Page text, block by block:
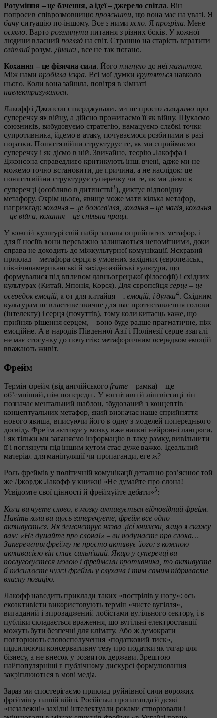
Розуміння – це бачення, а ідеї – джерело світла. Він
попросив співрозмовницю прояснити, що вона має на увазі. Я
бачу ситуацію по-іншому. Все з ними ясно. Я прозріла. Мене
осяяло. Варто розглянути питання з різних боків. У кожної
людини власний погляд на світ. Страшно на старість втратити
світлий розум. Дивись, все не так погано.
Кохання – це фізична сила. Його тягнуло до неї магнітом.
Між нами пробігла іскра. Всі мої думки крутяться навколо
нього. Коли вона зайшла, повітря в кімнаті
наелектризувалося.
Лакофф і Джонсон стверджували: ми не просто говоримо про
суперечку як війну, а дійсно проживаємо її як війну. Шукаємо
союзників, вибудовуємо стратегію, намацуємо слабкі точки
супротивника, йдемо в атаку, почуваємося розбитими в разі
поразки. Поняття війни структурує те, як ми сприймаємо
суперечку і як діємо в ній. Звичайно, теорію Лакоффа і
Джонсона справедливо критикують інші вчені, адже ми не
можемо точно встановити, де причина, а не наслідок: це
поняття війни структурує суперечку чи те, як ми діємо в
суперечці (особливо в дитинстві3), диктує відповідну
метафору. Окрім цього, явище може мати кілька метафор,
наприклад: кохання – це божевілля, кохання – це магія, кохання
– це війна, кохання – це спільна праця.
У кожній культурі свій набір загальноприйнятих метафор, і
для її носіїв вони переважно залишаються непомітними, доки
справа не доходить до міжкультурної комунікації. Яскравий
приклад – метафора серця в умовних західних (європейські,
північноамериканські й західноазійські культури, що
формувалися під впливом давньогрецької філософії) і східних
культурах (Китай, Японія, Корея). Для європейця серце – це
осередок емоцій, а от для китайця – і емоцій, і думки4. Східним
культурам не властиве звичне для нас протиставлення голови
(інтелекту) і серця (почуттів), тому коли китаєць каже, що
прийняв рішення серцем, – воно буде радше прагматичне, ніж
емоційне. А в народів Південної Азії і Полінезії серце взагалі
не має стосунку до почуттів: метафоричним осередком емоцій
вважають живіт.
Фрейм
Термін фрейм (від англійського frame – рамка) – ще
об’ємніший, ніж попередні. У когнітивній лінгвістиці він
позначає ментальний шаблон, збудований з концептів і
концептуальних метафор, який визначає наше сприйняття
нового явища, вписуючи його в одну з моделей попереднього
досвіду. Фрейм активує у мозку вже наявні нейронні ланцюги,
і як тільки ми заганяємо інформацію в таку рамку, вивільнити
її і поглянути під іншим кутом стає дуже важко. Ідеальний
матеріал для маніпуляції чи пропаганди, еге ж?
Роль фреймів у політичній комунікації детально роз’яснює той
же Джордж Лакофф у книжці «Не думайте про слона!
Усвідомте свої цінності й фреймуйте дебати»5:
Коли ви чуєте слово, в мозку активується відповідний фрейм.
Навіть коли ви щось заперечуєте, фрейм все одно
активується. Як демонструє назва цієї книжки, якщо я скажу
вам: «Не думайте про слона!» – ви подумаєте про слона…
Заперечення фрейму не просто активує його: з кожною
активацією він стає сильніший. Якщо у суперечці ви
послуговуєтеся мовою і фреймами противника, то активуєте
й підсилюєте чужі фрейми у слухача і тим самим підриваєте
власну позицію.
Лакофф наводить приклади таких «пострілів у ногу»: ось
екоактивісти використовують термін «чисте вугілля»,
вигаданий і впроваджений лобістами вугільного сектору, і в
публіки складається враження, що вугільні електростанції
можуть бути безпечні для клімату. Або ж демократи
повторюють словосполучення «податковий тиск»,
підсилюючи консервативну тезу про податки як тягар для
бізнесу, а не внесок у розвиток держави. Зрештою
найпопулярніші в публічному дискурсі формулювання
закріплюються в мові медіа.
Зараз ми спостерігаємо приклад руйнівної сили ворожих
фреймів у нашій війні. Російська пропаганда й деякі
«незалежні» західні інтелектуали роками створювали і